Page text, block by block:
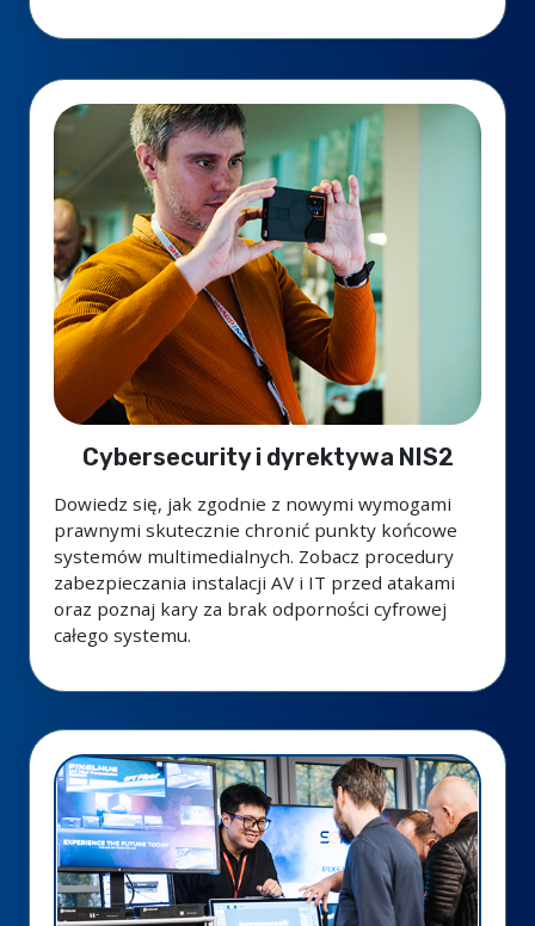
Cybersecurity i dyrektywa NIS2
Dowiedz się, jak zgodnie z nowymi wymogami
prawnymi skutecznie chronić punkty końcowe
systemów multimedialnych. Zobacz procedury
zabezpieczania instalacji AV i IT przed atakami
oraz poznaj kary za brak odporności cyfrowej
całego systemu.